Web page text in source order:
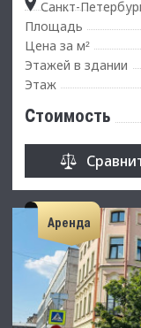
Санкт-
Площадь
Цена за м²
Этажей в здании
Этаж
Стоимость
Аренда